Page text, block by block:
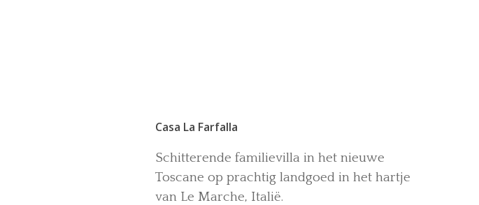
Casa La Farfalla
Schitterende familievilla in het nieuwe
Toscane op prachtig landgoed in het hartje
van Le Marche, Italië.